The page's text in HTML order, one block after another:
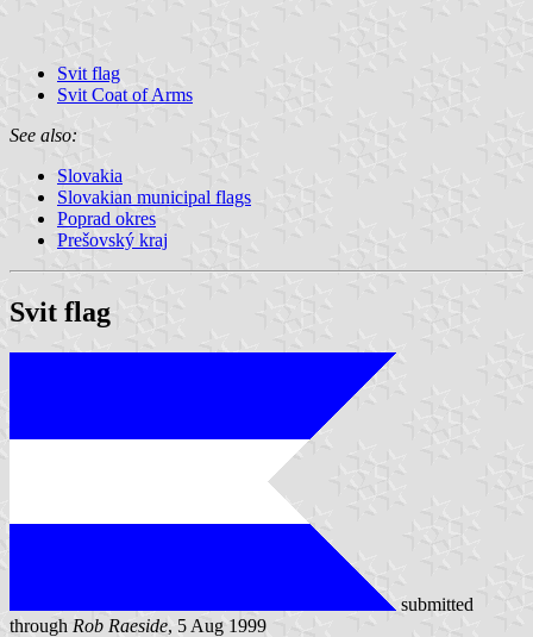
Svit flag
Svit Coat of Arms
See also:
Slovakia
Slovakian municipal flags
Poprad okres
Prešovský kraj
Svit flag
submitted
through Rob Raeside, 5 Aug 1999